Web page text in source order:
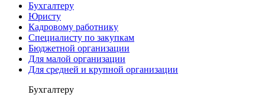
Бухгалтеру
Юристу
Кадровому работнику
Специалисту по закупкам
Бюджетной организации
Для малой организации
Для средней и крупной организации
Бухгалтеру